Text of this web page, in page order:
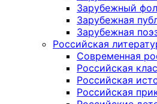
Зарубежный
Зарубежная
Зарубежная
Российская
Современная
Российская
Российская
Российская